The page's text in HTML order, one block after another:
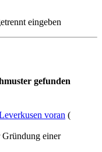
eingeben
gefunden
voran (
Gründung einer